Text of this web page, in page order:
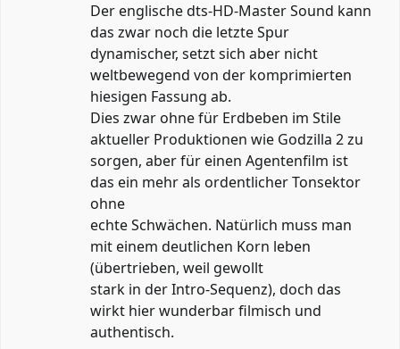
Der englische dts-HD-Master Sound kann
das zwar noch die letzte Spur
dynamischer, setzt sich aber nicht
weltbewegend von der komprimierten
hiesigen Fassung ab.
Dies zwar ohne für Erdbeben im Stile
aktueller Produktionen wie Godzilla 2 zu
sorgen, aber für einen Agentenfilm ist
das ein mehr als ordentlicher Tonsektor
ohne
echte Schwächen. Natürlich muss man
mit einem deutlichen Korn leben
(übertrieben, weil gewollt
stark in der Intro-Sequenz), doch das
wirkt hier wunderbar filmisch und
authentisch.